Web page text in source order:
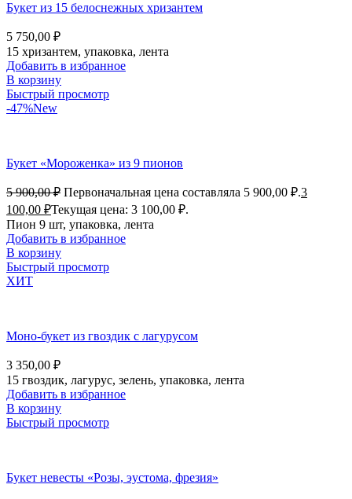
Букет из 15 белоснежных хризантем
5 750,00 ₽
15 хризантем, упаковка, лента
Добавить в избранное
В корзину
Быстрый просмотр
-47%New
Букет «Мороженка» из 9 пионов
5 900,00₽ Первоначальная цена составляла 5 900,00 ₽.3
100,00 ₽Текущая цена: 3 100,00 ₽.
Пион 9 шт, упаковка, лента
Добавить в избранное
В корзину
Быстрый просмотр
ХИТ
Моно-букет из гвоздик с лагурусом
3 350,00 ₽
15 гвоздик, лагурус, зелень, упаковка, лента
Добавить в избранное
В корзину
Быстрый просмотр
Букет невесты «Розы, эустома, фрезия»